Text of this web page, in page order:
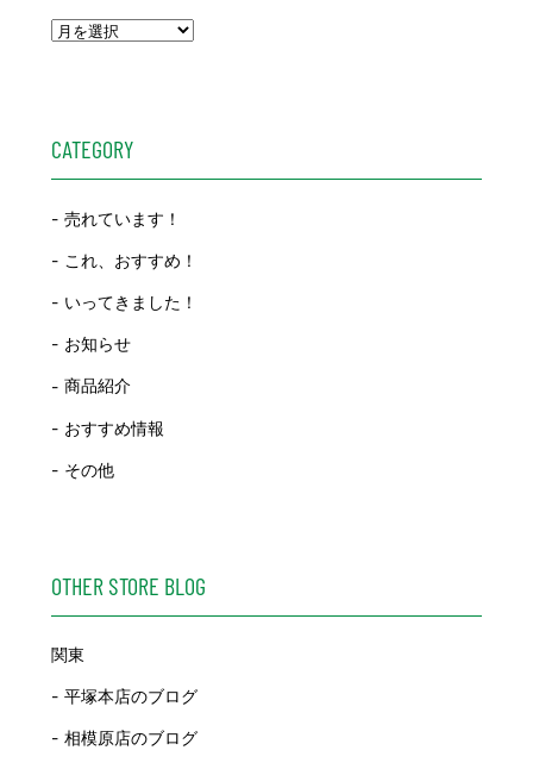
CATEGORY
売れています！
これ、おすすめ！
いってきました！
お知らせ
商品紹介
おすすめ情報
その他
OTHER STORE BLOG
関東
平塚本店のブログ
相模原店のブログ